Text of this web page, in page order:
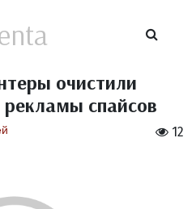
очистили
спайсов
12